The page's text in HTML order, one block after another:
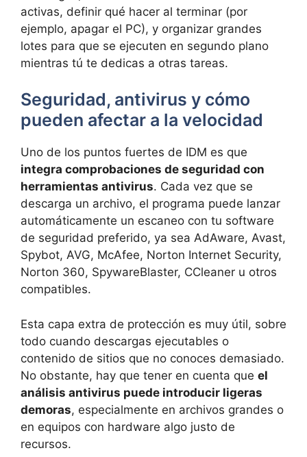
activas, definir qué hacer al terminar (por
ejemplo, apagar el PC), y organizar grandes
lotes para que se ejecuten en segundo plano
mientras tú te dedicas a otras tareas.
Seguridad, antivirus y cómo
pueden afectar a la velocidad
Uno de los puntos fuertes de IDM es que
integra comprobaciones de seguridad con
herramientas antivirus. Cada vez que se
descarga un archivo, el programa puede lanzar
automáticamente un escaneo con tu software
de seguridad preferido, ya sea AdAware, Avast,
Spybot, AVG, McAfee, Norton Internet Security,
Norton 360, SpywareBlaster, CCleaner u otros
compatibles.
Esta capa extra de protección es muy útil, sobre
todo cuando descargas ejecutables o
contenido de sitios que no conoces demasiado.
No obstante, hay que tener en cuenta que el
análisis antivirus puede introducir ligeras
demoras, especialmente en archivos grandes o
en equipos con hardware algo justo de
recursos.